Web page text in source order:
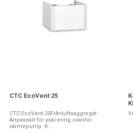
CTC EcoVent 25
CTC EcoVent 25Frånluftsaggregat -
Anpassad för placering ovanför
värmepump. K...